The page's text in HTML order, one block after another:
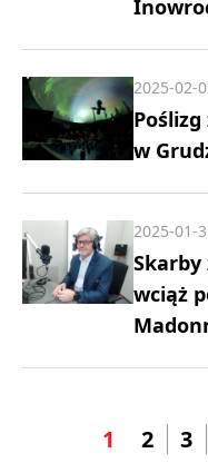
w
2025-02-
wciąż
2025-01-
1 2 3